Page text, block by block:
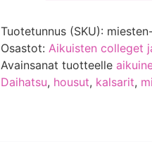
Tuotetunnus (SKU):
Osastot: Aikuisten colleget
Avainsanat tuotteelle
Daihatsu, housut, kalsarit,